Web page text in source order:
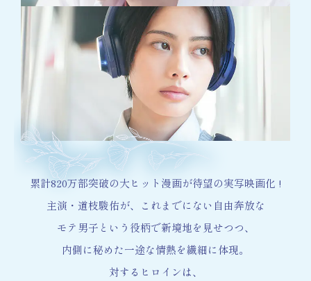
累計820万部突破の大ヒット漫画が待望の実写映画化 !
主演・道枝駿佑が、これまでにない自由奔放な
モテ男子という役柄で新境地を見せつつ、
内側に秘めた一途な情熱を繊細に体現。
対するヒロインは、